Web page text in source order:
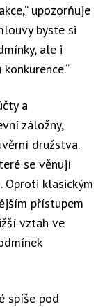
upozorňuje
byste si
ale i
a
záložny,
družstva.
se věnují
klasickým
přístupem
vztah ve
spíše pod